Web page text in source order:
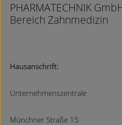
PHARMATECHNIK
Bereich Zahnmedizin
Hausanschrift:
Unternehmenszentrale
Münchner Straße 15